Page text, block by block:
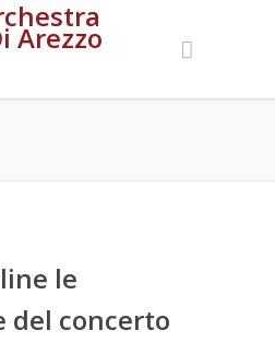
le
del concerto